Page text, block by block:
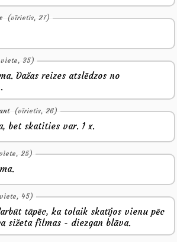
(vīrietis, 27)
35)
Dažas reizes atslēdzos no
(vīrietis, 26)
bet skatities var. 1 x.
25)
45)
tāpēc, ka tolaik skatījos vienu pēc
sižeta filmas - diezgan blāva.